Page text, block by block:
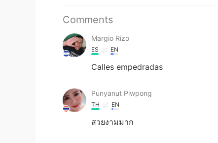
Comments
Margio Rizo
ES EN
Calles empedradas
Punyanut Piwpong
TH EN
สวยงามมาก